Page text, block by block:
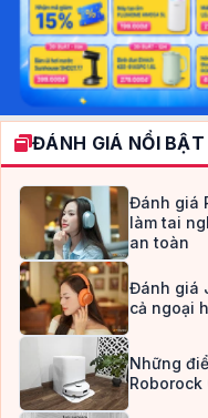
ĐÁNH GIÁ NỔI BẬT
Đánh giá
làm tai
an toàn
Đánh giá
cả ngoại
Những
Roborock